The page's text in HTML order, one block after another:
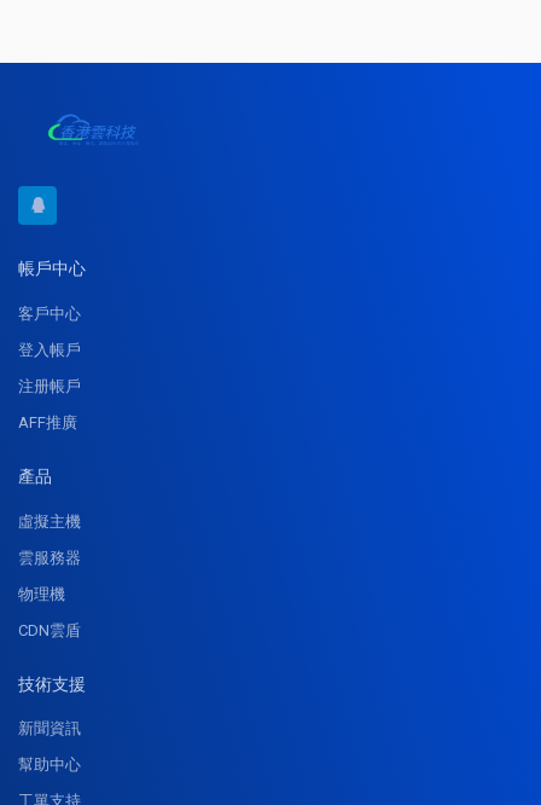
帳戶中心
客戶中心
登入帳戶
注册帳戶
AFF推廣
產品
虛擬主機
雲服務器
物理機
CDN雲盾
技術支援
新聞資訊
幫助中心
工單支持